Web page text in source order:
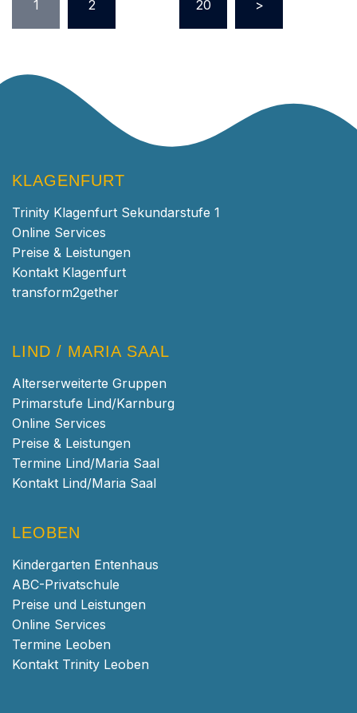
1 2 20 >
KLAGENFURT
Trinity Klagenfurt Sekundarstufe 1
Online Services
Preise & Leistungen
Kontakt Klagenfurt
transform2gether
LIND / MARIA SAAL
Alterserweiterte Gruppen
Primarstufe Lind/Karnburg
Online Services
Preise & Leistungen
Termine Lind/Maria Saal
Kontakt Lind/Maria Saal
LEOBEN
Kindergarten Entenhaus
ABC-Privatschule
Preise und Leistungen
Online Services
Termine Leoben
Kontakt Trinity Leoben